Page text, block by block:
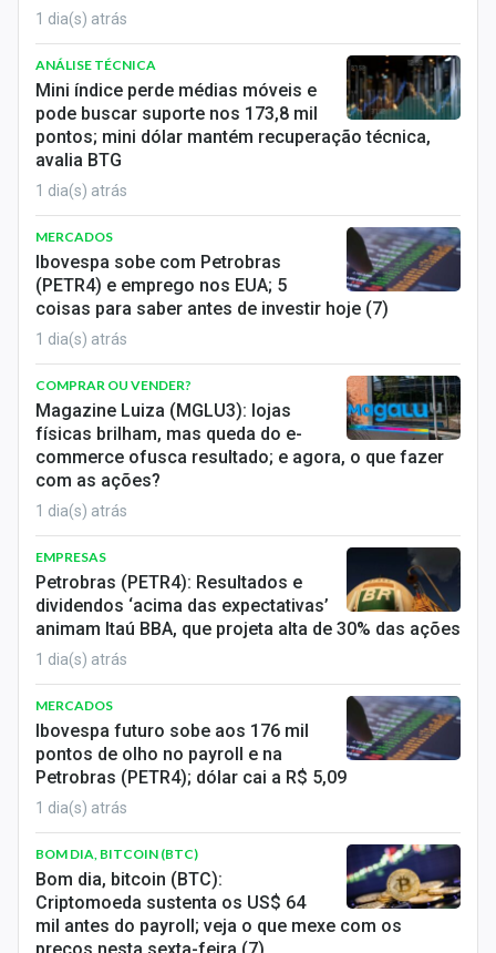
1 dia(s) atrás
ANÁLISE TÉCNICA
Mini índice perde médias móveis e
pode buscar suporte nos 173,8 mil
pontos; mini dólar mantém recuperação técnica,
avalia BTG
1 dia(s) atrás
MERCADOS
Ibovespa sobe com Petrobras
(PETR4) e emprego nos EUA; 5
coisas para saber antes de investir hoje (7)
1 dia(s) atrás
COMPRAR OU VENDER?
Magazine Luiza (MGLU3): lojas
físicas brilham, mas queda do e-
commerce ofusca resultado; e agora, o que fazer
com as ações?
1 dia(s) atrás
EMPRESAS
Petrobras (PETR4): Resultados e
dividendos ‘acima das expectativas’
animam Itaú BBA, que projeta alta de 30% das ações
1 dia(s) atrás
MERCADOS
Ibovespa futuro sobe aos 176 mil
pontos de olho no payroll e na
Petrobras (PETR4); dólar cai a R$ 5,09
1 dia(s) atrás
BOM DIA, BITCOIN (BTC)
Bom dia, bitcoin (BTC):
Criptomoeda sustenta os US$ 64
mil antes do payroll; veja o que mexe com os